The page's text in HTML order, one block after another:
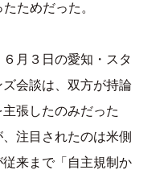
ためだった。
６月３日の愛知・スタ
ズ会談は、双方が持論
主張したのみだった
、注目されたのは米側
従来まで「自主規制か